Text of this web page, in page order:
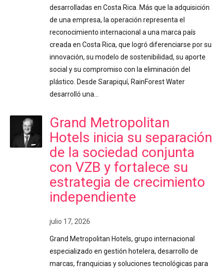
desarrolladas en Costa Rica. Más que la adquisición
de una empresa, la operación representa el
reconocimiento internacional a una marca país
creada en Costa Rica, que logró diferenciarse por su
innovación, su modelo de sostenibilidad, su aporte
social y su compromiso con la eliminación del
plástico. Desde Sarapiquí, RainForest Water
desarrolló una…
Grand Metropolitan
Hotels inicia su separación
de la sociedad conjunta
con VZB y fortalece su
estrategia de crecimiento
independiente
julio 17, 2026
Grand Metropolitan Hotels, grupo internacional
especializado en gestión hotelera, desarrollo de
marcas, franquicias y soluciones tecnológicas para